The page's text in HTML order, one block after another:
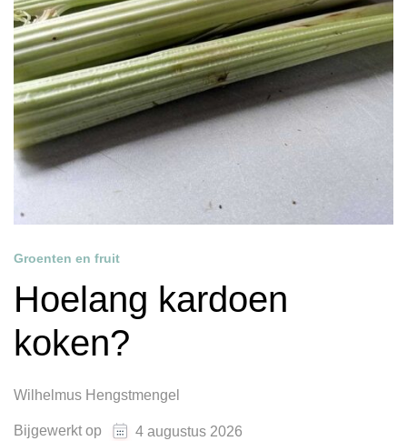
Groenten en fruit
Hoelang kardoen
koken?
Wilhelmus Hengstmengel
Bijgewerkt op 4 augustus 2026